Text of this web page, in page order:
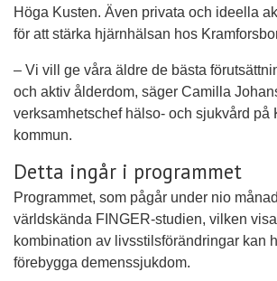
Höga Kusten. Även privata och ideella
för att stärka hjärnhälsan hos
– Vi vill ge våra äldre de bästa
och aktiv ålderdom, säger Camilla
verksamhetschef hälso- och sjukvård på
kommun.
Detta ingår i programmet
Programmet, som pågår under nio
världskända FINGER-studien, vilken
kombination av livsstilsförändringar kan
förebygga demenssjukdom.